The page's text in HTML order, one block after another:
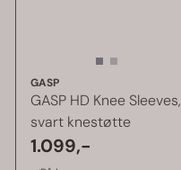
GASP
GASP HD Knee Sleeves,
svart knestøtte
1.099,-